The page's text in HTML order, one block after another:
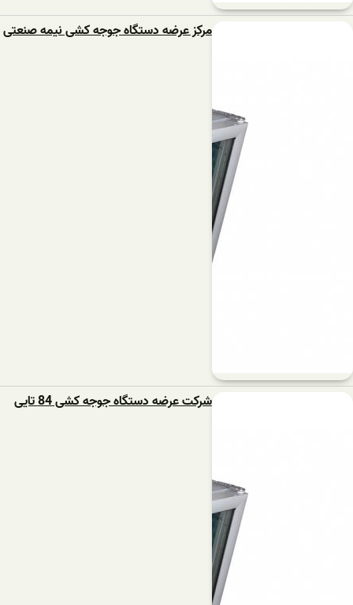
مرکز عرضه دستگاه جوجه کشی نیمه صنعتی
شرکت عرضه دستگاه جوجه کشی 84 تایی